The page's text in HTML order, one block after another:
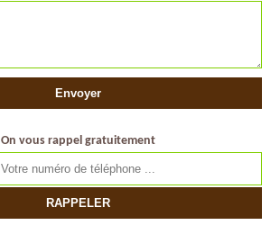
On vous rappel gratuitement